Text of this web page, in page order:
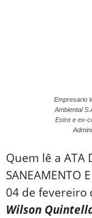
Empresario
Ambiental
Estre e ex-
Quem lê a ATA
SANEAMENTO
04 de fevereiro
Wilson